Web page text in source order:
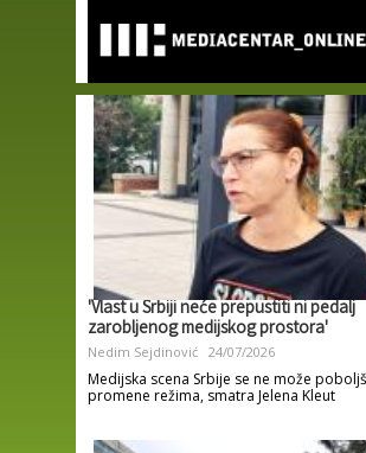
main
content
'Vlast u Srbiji neće prepustiti ni pedalj
zarobljenog medijskog prostora'
Nedim Sejdinović 24/07/2026
Medijska scena Srbije se ne može
promene režima, smatra Jelena Kleut